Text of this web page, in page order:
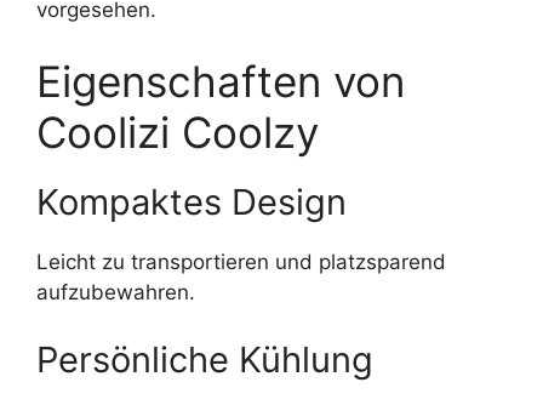
vorgesehen.
Eigenschaften von
Coolizi Coolzy
Kompaktes Design
Leicht zu transportieren und platzsparend
aufzubewahren.
Persönliche Kühlung